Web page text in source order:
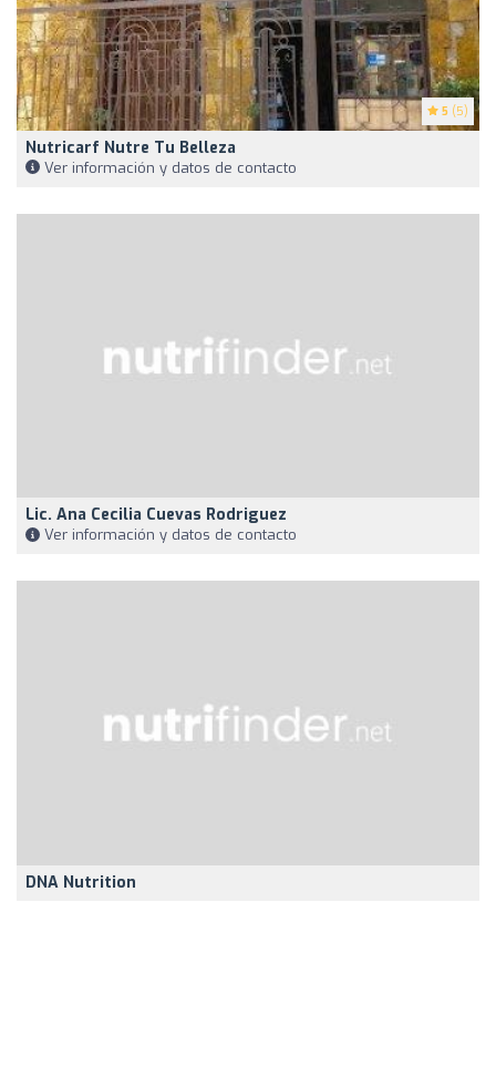
5 (5)
Nutricarf Nutre Tu Belleza
Ver información y datos de contacto
Lic. Ana Cecilia Cuevas Rodriguez
Ver información y datos de contacto
DNA Nutrition